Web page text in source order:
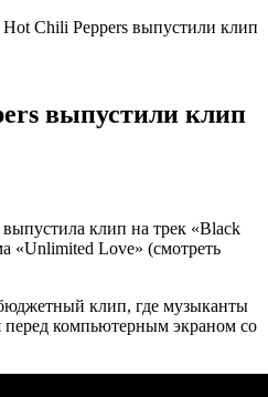
Hot Chili Peppers выпустили клип
выпустили клип
клип на трек «Black
«Unlimited Love» (смотреть
клип, где музыканты
перед компьютерным экраном со